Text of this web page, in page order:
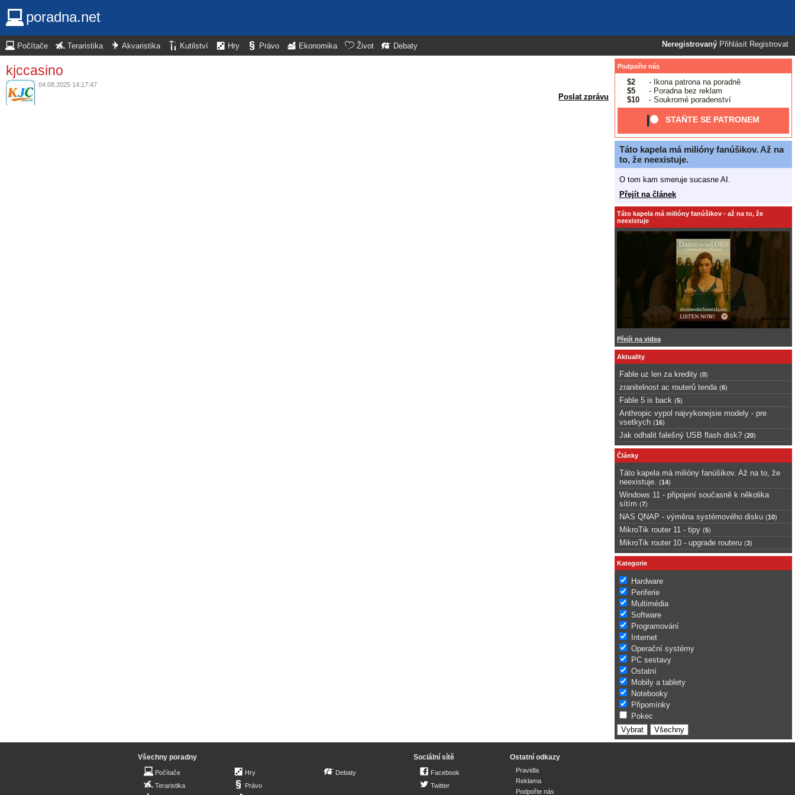
poradna.net
Neregistrovaný Přihlásit Registrovat
Počítače Teraristika Akvaristika Kutilství Hry Právo Ekonomika Život Debaty
kjccasino
04.08.2025 14:17:47
Poslat zprávu
Podpořte nás
$2
- Ikona patrona na poradně
$5
- Poradna bez reklam
$10
- Soukromé poradenství
STAŇTE SE PATRONEM
Táto kapela má milióny fanúšikov. Až na
to, že neexistuje.
O tom kam smeruje sucasne AI.
Přejít na článek
Táto kapela má milióny fanúšikov - až na to, že
neexistuje
Přejít na videa
Aktuality
Fable uz len za kredity (0)
zranitelnost ac routerů tenda (6)
Fable 5 is back (5)
Anthropic vypol najvykonejsie modely - pre
vsetkych (16)
Jak odhalit falešný USB flash disk? (20)
Články
Táto kapela má milióny fanúšikov. Až na to, že
neexistuje.
(14)
Windows 11 - připojení současně k několika
sítím (7)
NAS QNAP - výměna systémového disku (10)
MikroTik router 11 - tipy (5)
MikroTik router 10 - upgrade routeru (3)
Kategorie
Hardware
Periferie
Multimédia
Software
Programování
Internet
Operační systémy
PC sestavy
Ostatní
Mobily a tablety
Notebooky
Připomínky
Pokec
Všechny poradny
Počítače
Teraristika
Hry
Právo
Debaty
Sociální sítě
Facebook
Twitter
Ostatní odkazy
Pravidla
Reklama
Podpořte nás